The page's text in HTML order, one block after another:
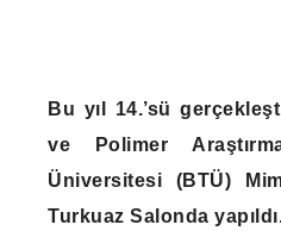
Bu yıl 14.’sü
ve Polimer
Üniversitesi (BTÜ)
Turkuaz Salonda